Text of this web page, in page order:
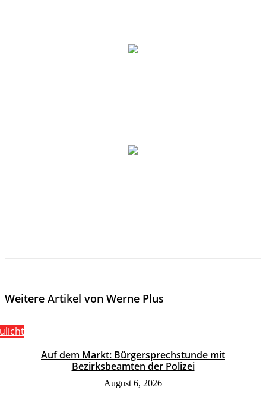
Weitere Artikel von Werne Plus
Auf dem Markt: Bürgersprechstunde mit
Bezirksbeamten der Polizei
August 6, 2026